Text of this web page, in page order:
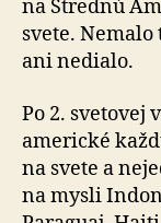
na Strednú
svete. Nemalo
ani nedialo.
Po 2. svetovej
americké
na svete a
na mysli